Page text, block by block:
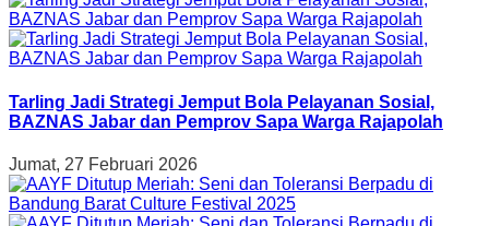
Tarling Jadi Strategi Jemput Bola Pelayanan Sosial,
BAZNAS Jabar dan Pemprov Sapa Warga Rajapolah
Jumat, 27 Februari 2026